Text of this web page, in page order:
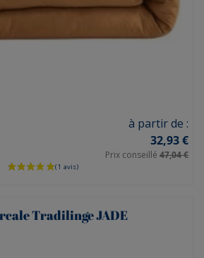
à partir de :
32,93 €
Prix conseillé 47,04 €
Tradilinge JADE